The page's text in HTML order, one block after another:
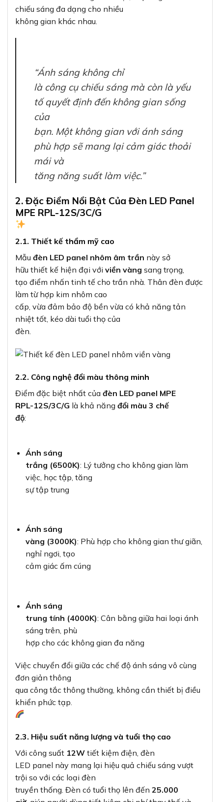
chiếu sáng đa dạng cho nhiều
không gian khác nhau.
“Ánh sáng không chỉ
là công cụ chiếu sáng mà còn là yếu
tố quyết định đến không gian sống
của
bạn. Một không gian với ánh sáng
phù hợp sẽ mang lại cảm giác thoải
mái và
tăng năng suất làm việc.”
2. Đặc Điểm Nổi Bật Của Đèn LED Panel
MPE RPL-12S/3C/G
2.1. Thiết kế thẩm mỹ cao
Mẫu đèn LED panel nhôm âm trần này sở
hữu thiết kế hiện đại với viền vàng sang trọng,
tạo điểm nhấn tinh tế cho trần nhà. Thân đèn được
làm từ hợp kim nhôm cao
cấp, vừa đảm bảo độ bền vừa có khả năng tản
nhiệt tốt, kéo dài tuổi thọ của
đèn.
2.2. Công nghệ đổi màu thông minh
Điểm đặc biệt nhất của đèn LED panel MPE
RPL-12S/3C/G là khả năng đổi màu 3 chế
độ:
Ánh sáng
trắng (6500K): Lý tưởng cho không gian làm
việc, học tập, tăng
sự tập trung
Ánh sáng
vàng (3000K): Phù hợp cho không gian thư giãn,
nghỉ ngơi, tạo
cảm giác ấm cúng
Ánh sáng
trung tính (4000K): Cân bằng giữa hai loại ánh
sáng trên, phù
hợp cho các không gian đa năng
Việc chuyển đổi giữa các chế độ ánh sáng vô cùng
đơn giản thông
qua công tắc thông thường, không cần thiết bị điều
khiển phức tạp.
2.3. Hiệu suất năng lượng và tuổi thọ cao
Với công suất 12W tiết kiệm điện, đèn
LED panel này mang lại hiệu quả chiếu sáng vượt
trội so với các loại đèn
truyền thống. Đèn có tuổi thọ lên đến 25.000